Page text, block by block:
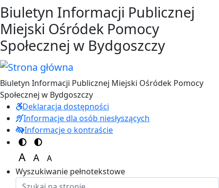
Przejdź do treści
Przejdź do menu
Biuletyn Informacji Publicznej
Miejski Ośródek Pomocy
Społecznej w Bydgoszczy
Biuletyn Informacji Publicznej Miejski Ośródek Pomocy
Społecznej w Bydgoszczy
Deklaracja dostępności
Informacje dla osób niesłyszących
Informacje o kontraście
Switch to color theme
Switch to high visibility theme
A
Set font size to 150%
A
Set font size to 125%
A
Set font size to 100%
Wyszukiwanie pełnotekstowe